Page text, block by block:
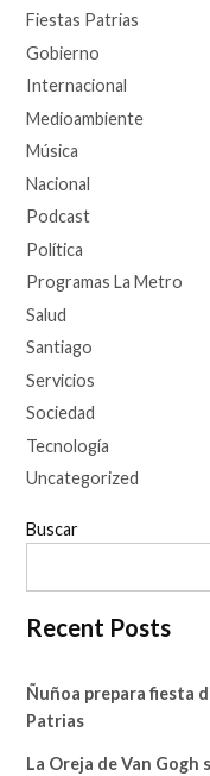
Fiestas Patrias
Gobierno
Internacional
Medioambiente
Música
Nacional
Podcast
Política
Programas La Metro
Salud
Santiago
Servicios
Sociedad
Tecnología
Uncategorized
Buscar
Recent Posts
Ñuñoa prepara fiesta
Patrias
La Oreja de Van Gogh